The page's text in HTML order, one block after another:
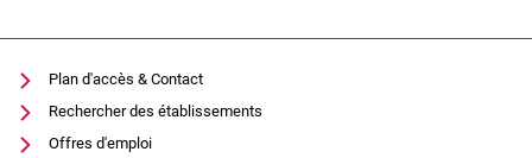
Plan d'accès & Contact
Rechercher des établissements
Offres d'emploi